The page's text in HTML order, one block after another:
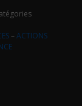
–ACTIONS